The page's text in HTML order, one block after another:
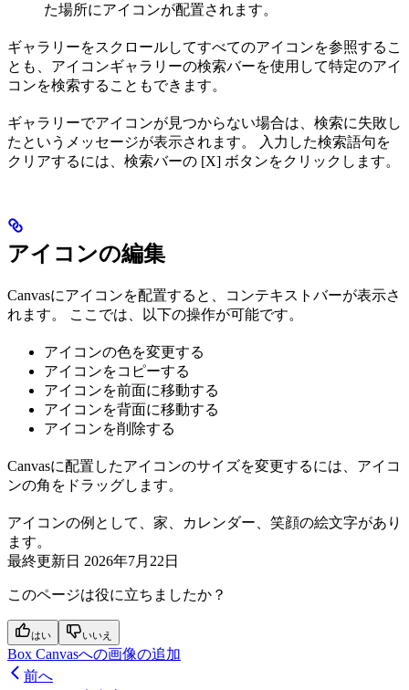
た場所にアイコンが配置されます。
ギャラリーをスクロールしてすべてのアイコンを参照するこ
とも、アイコンギャラリーの検索バーを使用して特定のアイ
コンを検索することもできます。
ギャラリーでアイコンが見つからない場合は、検索に失敗し
たというメッセージが表示されます。 入力した検索語句を
クリアするには、検索バーの [X] ボタンをクリックします。
アイコンの編集
Canvasにアイコンを配置すると、コンテキストバーが表示さ
れます。 ここでは、以下の操作が可能です。
アイコンの色を変更する
アイコンをコピーする
アイコンを前面に移動する
アイコンを背面に移動する
アイコンを削除する
Canvasに配置したアイコンのサイズを変更するには、アイコ
ンの角をドラッグします。
アイコンの例として、家、カレンダー、笑顔の絵文字があり
ます。
最終更新日 2026年7月22日
このページは役に立ちましたか？
はい いいえ
Box Canvasへの画像の追加
前へ